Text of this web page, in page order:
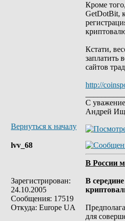
Кроме
GetDotBit,
Кстати,
заплатить
сайтов
http://
С
Андрей
Вернуться к началу
lvv_68
Зарегистрирован:
24.10.2005
Сообщения: 17519
Откуда: Europe UA
В России
В
для